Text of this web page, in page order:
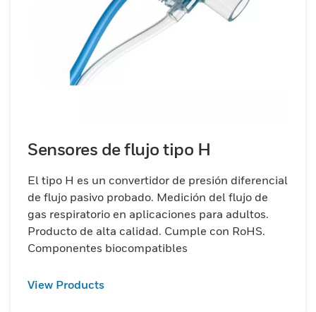
Sensores de flujo tipo H
El tipo H es un convertidor de presión diferencial
de flujo pasivo probado. Medición del flujo de
gas respiratorio en aplicaciones para adultos.
Producto de alta calidad. Cumple con RoHS.
Componentes biocompatibles
View Products